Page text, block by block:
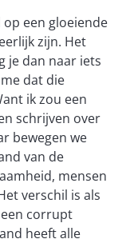
een gloeiende
zijn. Het
je dan naar iets
me dat die
ik zou een
schrijven over
bewegen we
van de
mensen
verschil is als
corrupt
heeft alle